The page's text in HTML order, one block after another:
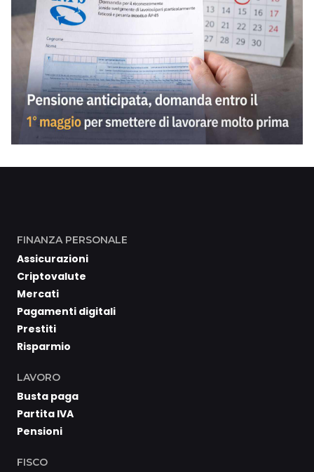
FINANZA PERSONALE
Assicurazioni
Criptovalute
Mercati
Pagamenti digitali
Prestiti
Risparmio
LAVORO
Busta paga
Partita IVA
Pensioni
FISCO